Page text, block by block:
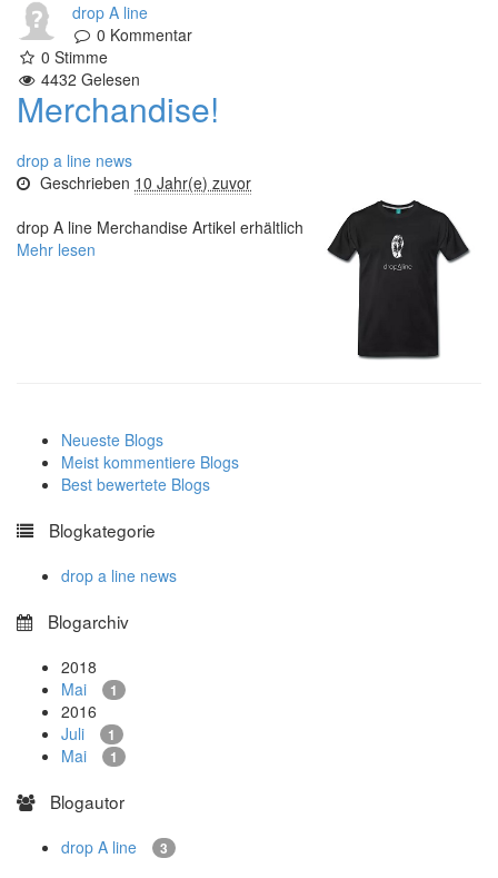
drop A line
0 Kommentar
0 Stimme
4432 Gelesen
Merchandise!
drop a line news
Geschrieben 10 Jahr(e) zuvor
drop A line Merchandise Artikel erhältlich
Mehr lesen
Neueste Blogs
Meist kommentiere Blogs
Best bewertete Blogs
Blogkategorie
drop a line news
Blogarchiv
2018
Mai
1
2016
Juli
1
Mai 1
Blogautor
drop A line 3